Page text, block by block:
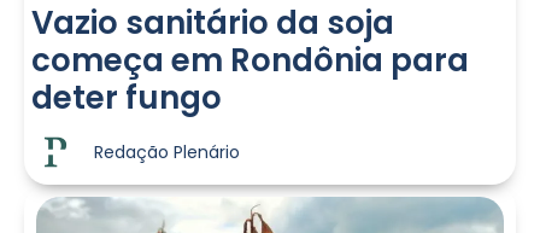
Vazio sanitário da soja
começa em Rondônia para
deter fungo
Redação Plenário